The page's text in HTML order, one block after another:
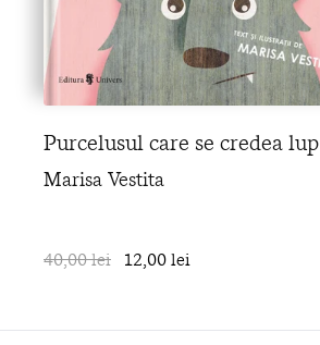
Purcelusul care se credea lup
Marisa Vestita
40,00 lei 12,00 lei